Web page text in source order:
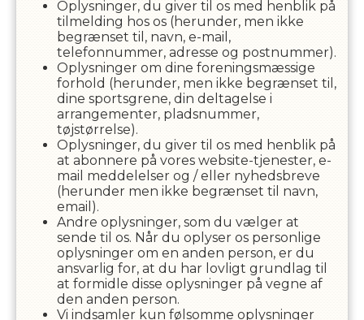
Oplysninger, du giver til os med henblik på
tilmelding hos os (herunder, men ikke
begrænset til, navn, e-mail,
telefonnummer, adresse og postnummer).
Oplysninger om dine foreningsmæssige
forhold (herunder, men ikke begrænset til,
dine sportsgrene, din deltagelse i
arrangementer, pladsnummer,
tøjstørrelse).
Oplysninger, du giver til os med henblik på
at abonnere på vores website-tjenester, e-
mail meddelelser og / eller nyhedsbreve
(herunder men ikke begrænset til navn,
email).
Andre oplysninger, som du vælger at
sende til os. Når du oplyser os personlige
oplysninger om en anden person, er du
ansvarlig for, at du har lovligt grundlag til
at formidle disse oplysninger på vegne af
den anden person.
Vi indsamler kun følsomme oplysninger